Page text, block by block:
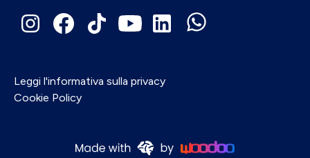
Leggi l'informativa sulla privacy
Cookie Policy